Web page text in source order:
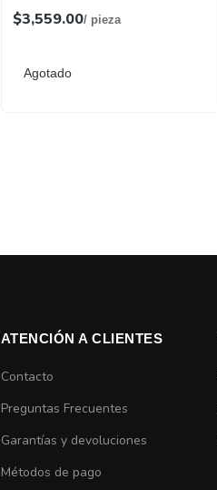
$3,559.00/ pieza
Agotado
ATENCIÓN A CLIENTES
Contacto
Preguntas Frecuentes
Garantías y devoluciones
Métodos de pago